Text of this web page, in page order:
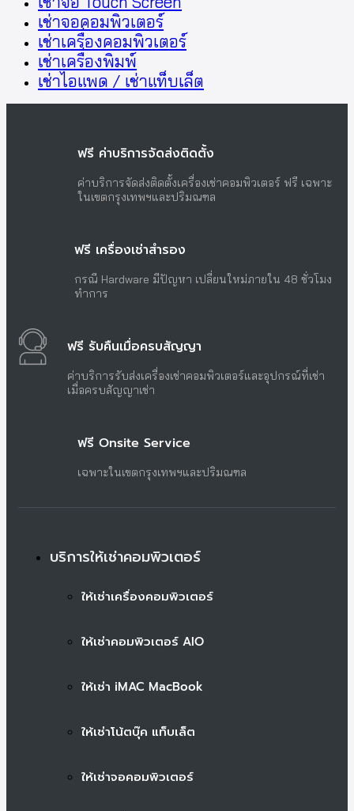
เช่าจอคอมพิวเตอร์
เช่าเครื่องคอมพิวเตอร์
เช่าเครื่องพิมพ์
เช่าไอแพด / เช่าแท็บเล็ต
ฟรี ค่าบริการจัดส่งติดตั้ง
ค่าบริการจัดส่งติดตั้งเครื่องเช่าคอมพิวเตอร์ ฟรี เฉพาะ
ในเขตกรุงเทพฯและปริมณฑล
ฟรี เครื่องเช่าสำรอง
กรณี Hardware มีปัญหา เปลี่ยนใหม่ภายใน 48 ชั่วโมง
ทำการ
ฟรี รับคืนเมื่อครบสัญญา
ค่าบริการรับส่งเครื่องเช่าคอมพิวเตอร์และอุปกรณ์ที่เช่า
เมื่อครบสัญญาเช่า
ฟรี Onsite Service
เฉพาะในเขตกรุงเทพฯและปริมณฑล
บริการให้เช่าคอมพิวเตอร์
ให้เช่าเครื่องคอมพิวเตอร์
ให้เช่าคอมพิวเตอร์ AIO
ให้เช่า iMAC MacBook
ให้เช่าโน้ตบุ๊ค แท็บเล็ต
ให้เช่าจอคอมพิวเตอร์